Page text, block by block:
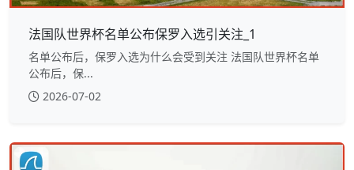
法国队世界杯名单公布保罗入选引关注_1
名单公布后，保罗入选为什么会受到关注 法国队世界杯名单
公布后，保...
2026-07-02